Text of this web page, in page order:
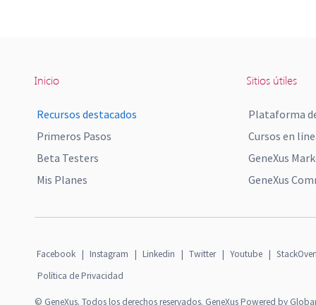
Inicio
Recursos destacados
Primeros Pasos
Beta Testers
Mis Planes
Sitios útiles
Plataforma
Cursos en
GeneXus
GeneXus
Facebook | Instagram | Linkedin | Twitter | Youtube |
Política de Privacidad
© GeneXus. Todos los derechos reservados. GeneXus Powered by